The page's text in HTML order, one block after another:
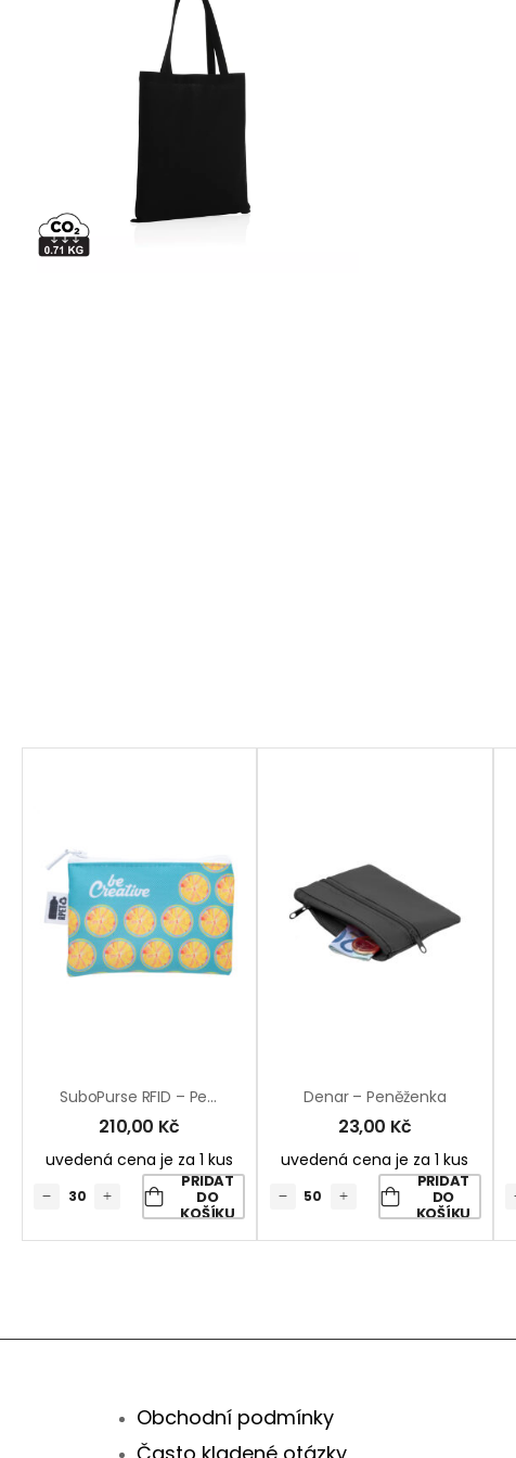
SuboPurse RFID – Peněženka RPET Na Zakázku
210,00 Kč
uvedená cena je za 1 kus
PŘIDAT
DO
KOŠÍKU
Denar – Peněženka
23,00 Kč
uvedená cena je za 1 kus
PŘIDAT
DO
KOŠÍKU
Obchodní podmínky